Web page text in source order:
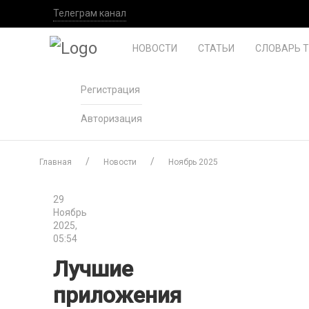
Телеграм канал
НОВОСТИ СТАТЬИ СЛОВАРЬ
Регистрация
Авторизация
Главная Новости Ноябрь 2025
29
Ноябрь
2025,
05:54
Лучшие
приложения